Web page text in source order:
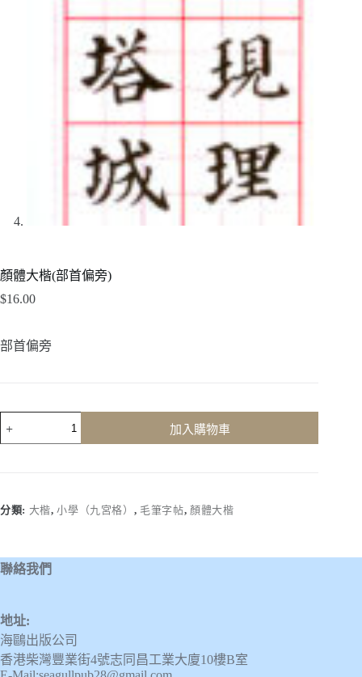
顏體大楷(部首偏旁)
$16.00
部首偏旁
首
數
量
加入購物車
分類: 大楷,小學（九宮格） , 毛筆字帖,顏體大楷
聯絡我們
地址:
海鷗出版公司
香港柴灣豐業街4號志同昌工業大廈10樓B室